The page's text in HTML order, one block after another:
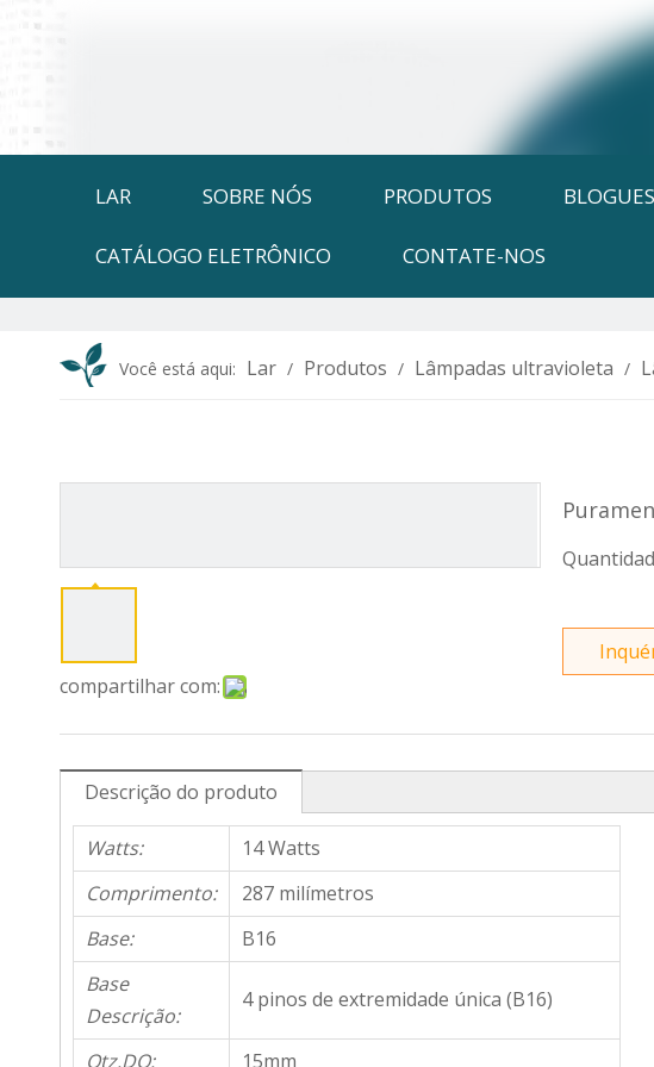
LAR SOBRE NÓS PRODUTOS BLOGUES
CATÁLOGO ELETRÔNICO CONTATE-NOS
Você está aqui: Lar / Produtos / Lâmpadas ultravioleta /
compartilhar com:
Descrição do produto
Watts:
14 Watts
Comprimento:
287 milímetros
Base:
B16
Base
Descrição:
4 pinos de extremidade única (B16)
Qtz.DO: 15mm